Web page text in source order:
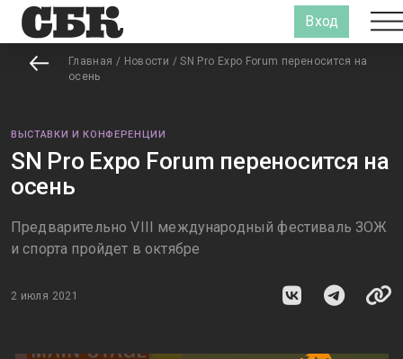
Вход
Главная / Новости / SN Pro Expo Forum переносится на
осень
ВЫСТАВКИ И КОНФЕРЕНЦИИ
SN Pro Expo Forum переносится на
осень
Предварительно VIII международный фестиваль ЗОЖ
и спорта пройдет в октябре
2 июля 2021